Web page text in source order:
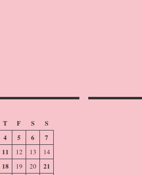
T F S
S
4 5 6
7
11 12 13 14
18 19 20
21